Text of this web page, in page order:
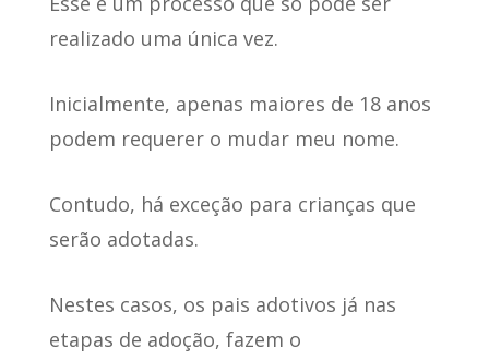
realizado uma única vez.
Inicialmente, apenas maiores de 18 anos
podem requerer o mudar meu nome.
Contudo, há exceção para crianças que
serão adotadas.
Nestes casos, os pais adotivos já nas
etapas de adoção, fazem o